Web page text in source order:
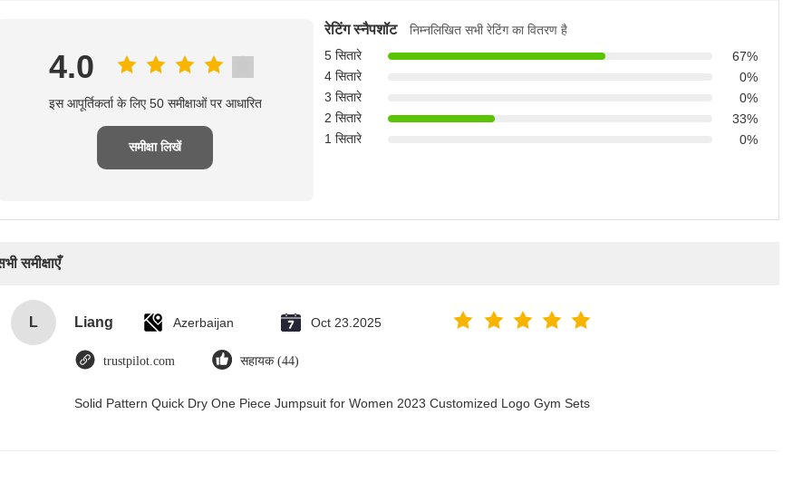
4.0
इस आपूर्तिकर्ता के लिए 50 समीक्षाओं पर आधारित
समीक्षा लिखें
रेटिंग स्नैपशॉट
निम्नलिखित सभी रेटिंग का वितरण है
5 सितारे
67%
4 सितारे
0%
3 सितारे
0%
2 सितारे
33%
1 सितारे
0%
समीक्षाएँ
L Liang Azerbaijan Oct 23.2025
trustpilot.com सहायक (44)
Solid Pattern Quick Dry One Piece Jumpsuit for Women 2023 Customized Logo Gym Sets